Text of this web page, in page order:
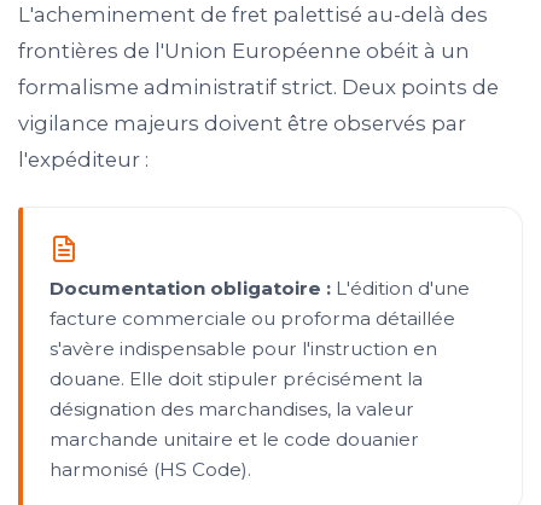
L'acheminement de fret palettisé au-delà des
frontières de l'Union Européenne obéit à un
formalisme administratif strict. Deux points de
vigilance majeurs doivent être observés par
l'expéditeur :
Documentation obligatoire : L'édition d'une
facture commerciale ou proforma détaillée
s'avère indispensable pour l'instruction en
douane. Elle doit stipuler précisément la
désignation des marchandises, la valeur
marchande unitaire et le code douanier
harmonisé (HS Code).